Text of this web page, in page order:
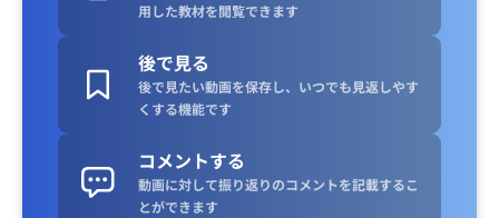
用した教材を閲覧できます
後で見る
後で見たい動画を保存し、いつでも見返しやす
くする機能です
コメントする
動画に対して振り返りのコメントを記載するこ
とができます